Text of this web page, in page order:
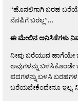
“ಹೊನಲಿಗಾಗಿ ಬರಹ
ನೆನಪಿಗೆ ಬರಲ್ಲ”…
ಈ ಮೇಲಿನ ಅನಿಸಿಕೆಗಳು
ನೀವು ಬರೆಯುವ
ಅವುಗಳನ್ನು ಬಳಸಿಕೊಂಡೇ
ಪದಗಳನ್ನು ಬಳಸಿ
ಬರೆಯಬೇಕೆಂದೇನೂ ಇಲ್ಲ.